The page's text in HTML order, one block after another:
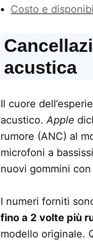
Costo e
acustica
Il cuore
acustico.Apple
rumore (ANC) al
microfoni a
nuovi gommini
I numeri forniti
fino a 2 volte più
modello originale.